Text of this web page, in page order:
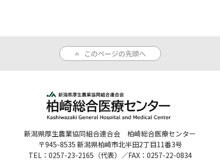
個人情報保護方針
院内感染対策指針
サイトマップ
このページの先頭へ
新潟県厚生農業協同組合連合会 柏崎総合医療センター
〒945-8535 新潟県柏崎市北半田2丁目11番3号
TEL：0257-23-2165（代表）／FAX：0257-22-0834